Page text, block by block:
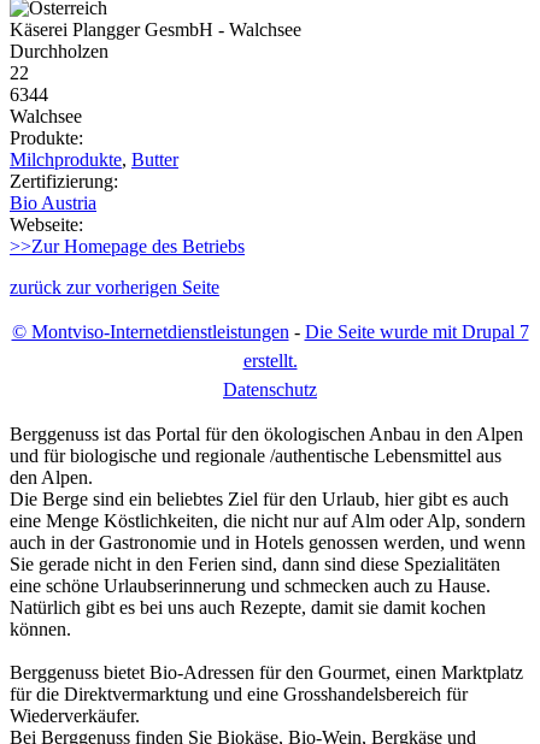
Käserei Plangger GesmbH - Walchsee
Durchholzen
22
6344
Walchsee
Produkte:
Milchprodukte, Butter
Zertifizierung:
Bio Austria
Webseite:
>>Zur Homepage des Betriebs
zurück zur vorherigen Seite
© Montviso-Internetdienstleistungen - Die Seite wurde mit Drupal 7
erstellt.
Datenschutz
Berggenuss ist das Portal für den ökologischen Anbau in den Alpen
und für biologische und regionale /authentische Lebensmittel aus
den Alpen.
Die Berge sind ein beliebtes Ziel für den Urlaub, hier gibt es auch
eine Menge Köstlichkeiten, die nicht nur auf Alm oder Alp, sondern
auch in der Gastronomie und in Hotels genossen werden, und wenn
Sie gerade nicht in den Ferien sind, dann sind diese Spezialitäten
eine schöne Urlaubserinnerung und schmecken auch zu Hause.
Natürlich gibt es bei uns auch Rezepte, damit sie damit kochen
können.
Berggenuss bietet Bio-Adressen für den Gourmet, einen Marktplatz
für die Direktvermarktung und eine Grosshandelsbereich für
Wiederverkäufer.
Bei Berggenuss finden Sie Biokäse, Bio-Wein, Bergkäse und